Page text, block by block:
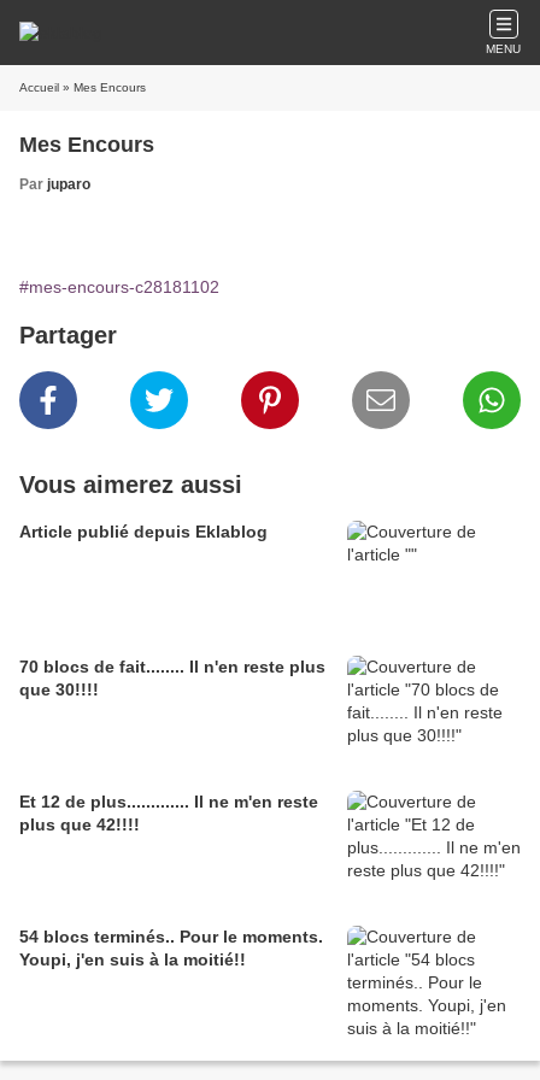
MENU
Accueil » Mes Encours
Mes Encours
Par juparo
#mes-encours-c28181102
Partager
Vous aimerez aussi
Article publié depuis Eklablog
70 blocs de fait........ Il n'en reste plus
que 30!!!!
Et 12 de plus............. Il ne m'en reste
plus que 42!!!!
54 blocs terminés.. Pour le moments.
Youpi, j'en suis à la moitié!!